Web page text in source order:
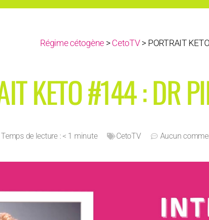
Régime cétogène >CetoTV> PORTRAIT
KETO #144 : DR
Temps de lecture : < 1 minute CetoTV Aucun